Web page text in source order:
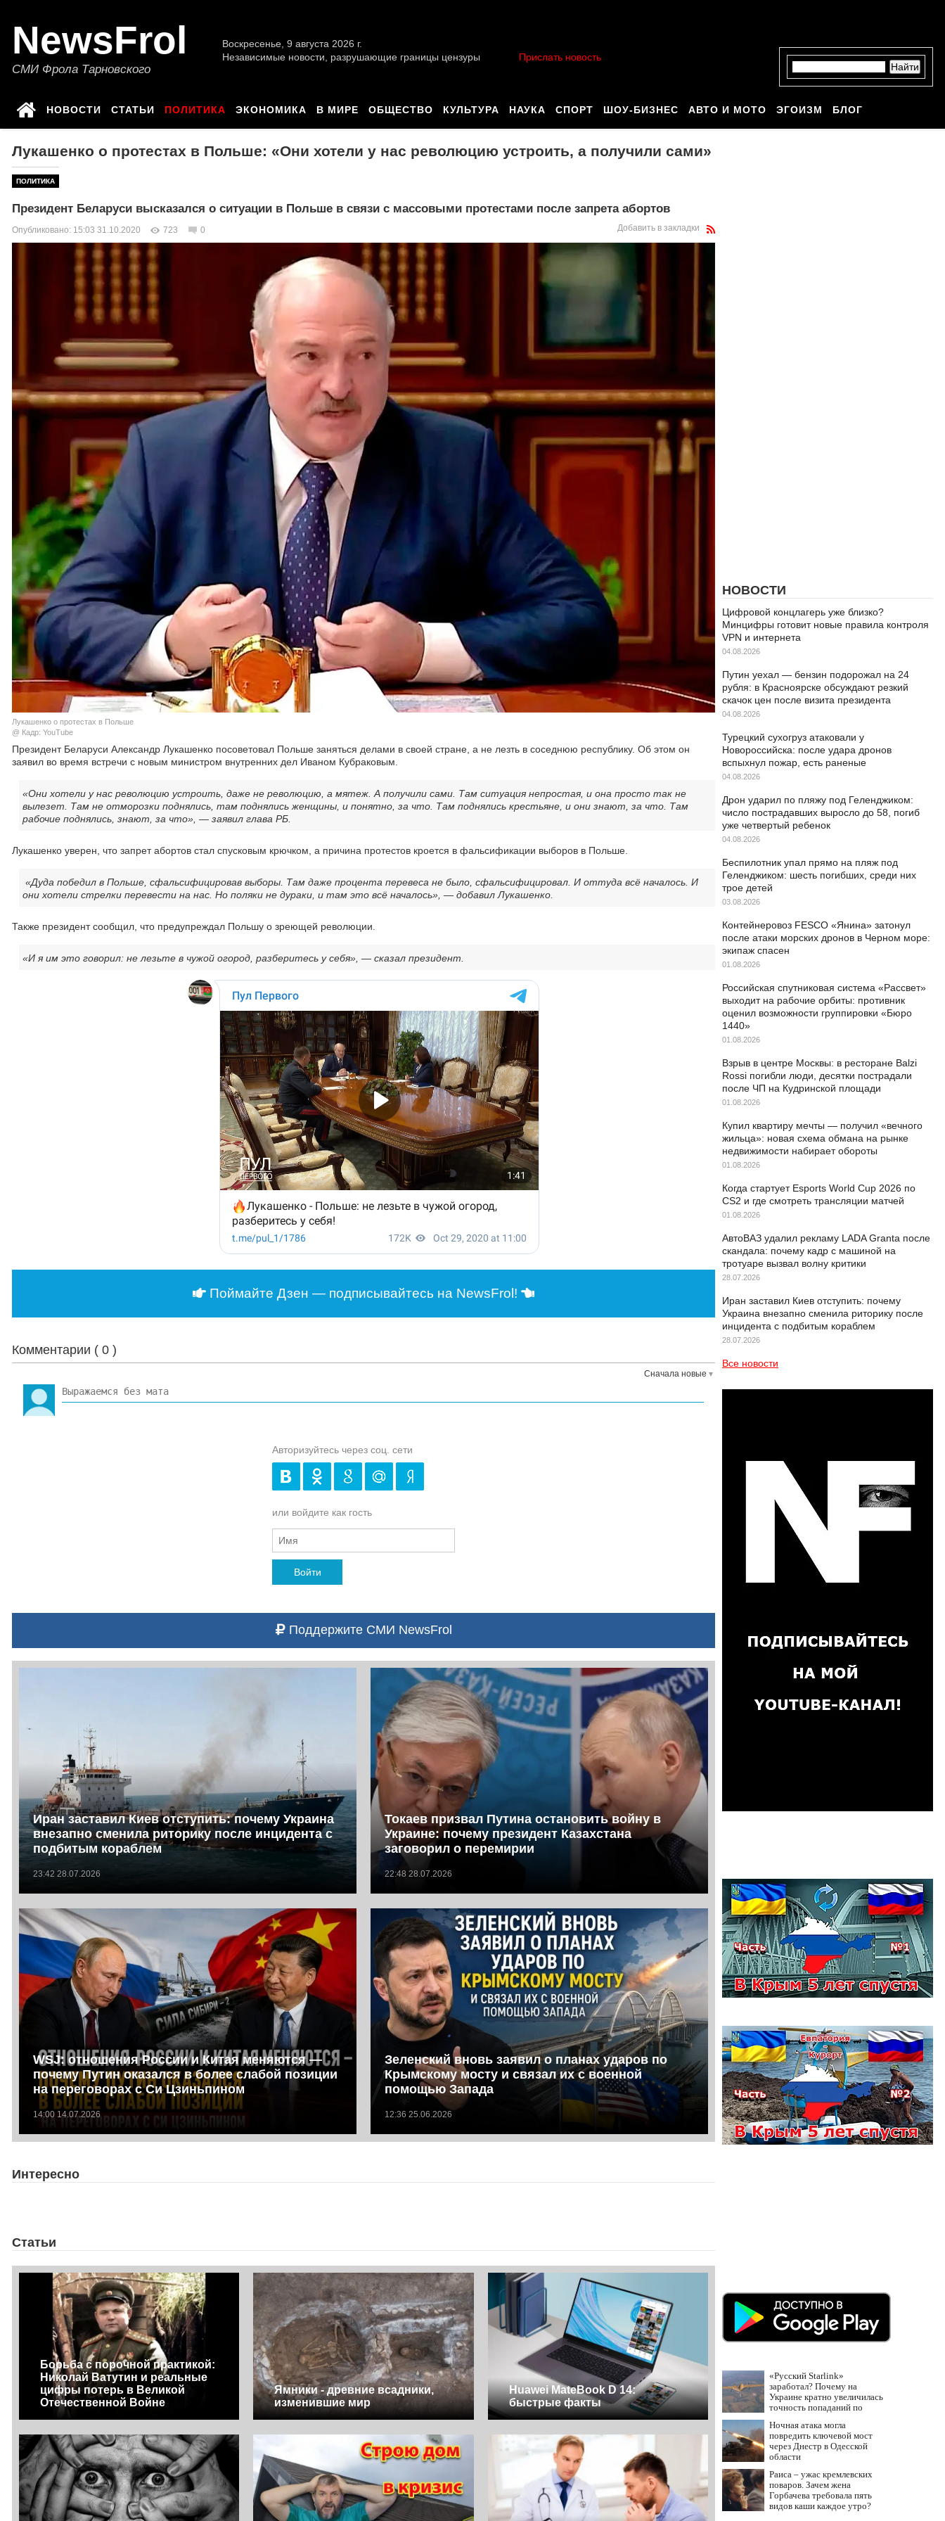
NewsFrol
СМИ Фрола Тарновского
Воскресенье, 9 августа 2026 г.
Независимые новости, разрушающие границы цензуры
Прислать новость
НОВОСТИ СТАТЬИ ПОЛИТИКА ЭКОНОМИКА В МИРЕ ОБЩЕСТВО КУЛЬТУРА НАУКА СПОРТ ШОУ-БИЗНЕС АВТО И МОТО ЭГОИЗМ БЛОГ
Лукашенко о протестах в Польше: «Они хотели у нас революцию устроить, а получили сами»
ПОЛИТИКА
Президент Беларуси высказался о ситуации в Польше в связи с массовыми протестами после запрета абортов
Опубликовано: 15:03 31.10.2020 723 0 Добавить в закладки
Лукашенко о протестах в Польше
@ Кадр: YouTube
Президент Беларуси Александр Лукашенко посоветовал Польше заняться делами в своей стране, а не лезть в соседнюю республику. Об этом он
заявил во время встречи с новым министром внутренних дел Иваном Кубраковым.
«Они хотели у нас революцию устроить, даже не революцию, а мятеж. А получили сами. Там ситуация непростая, и она просто так не
вылезет. Там не отморозки поднялись, там поднялись женщины, и понятно, за что. Там поднялись крестьяне, и они знают, за что. Там
рабочие поднялись, знают, за что», — заявил глава РБ.
Лукашенко уверен, что запрет абортов стал спусковым крючком, а причина протестов кроется в фальсификации выборов в Польше.
«Дуда победил в Польше, сфальсифицировав выборы. Там даже процента перевеса не было, сфальсифицировал. И оттуда всё началось. И
они хотели стрелки перевести на нас. Но поляки не дураки, и там это всё началось», — добавил Лукашенко.
Также президент сообщил, что предупреждал Польшу о зреющей революции.
«И я им это говорил: не лезьте в чужой огород, разберитесь у себя», — сказал президент.
Поймайте Дзен — подписывайтесь на NewsFrol!
Комментарии ( 0 )
Сначала новые
Авторизуйтесь через соц. сети
или войдите как гость
Войти
Поддержите СМИ NewsFrol
Иран заставил Киев отступить: почему Украина
внезапно сменила риторику после инцидента с
подбитым кораблем
23:42 28.07.2026
Токаев призвал Путина остановить войну в
Украине: почему президент Казахстана
заговорил о перемирии
22:48 28.07.2026
WSJ: отношения России и Китая меняются —
почему Путин оказался в более слабой позиции
на переговорах с Си Цзиньпином
14:00 14.07.2026
Зеленский вновь заявил о планах ударов по
Крымскому мосту и связал их с военной
помощью Запада
12:36 25.06.2026
Интересно
Статьи
Борьба с порочной практикой:
Николай Ватутин и реальные
цифры потерь в Великой
Отечественной Войне
Ямники - древние всадники,
изменившие мир
Huawei MateBook D 14:
быстрые факты
НОВОСТИ
Цифровой концлагерь уже близко?
Минцифры готовит новые правила контроля
VPN и интернета
04.08.2026
Путин уехал — бензин подорожал на 24
рубля: в Красноярске обсуждают резкий
скачок цен после визита президента
04.08.2026
Турецкий сухогруз атаковали у
Новороссийска: после удара дронов
вспыхнул пожар, есть раненые
04.08.2026
Дрон ударил по пляжу под Геленджиком:
число пострадавших выросло до 58, погиб
уже четвертый ребенок
04.08.2026
Беспилотник упал прямо на пляж под
Геленджиком: шесть погибших, среди них
трое детей
03.08.2026
Контейнеровоз FESCO «Янина» затонул
после атаки морских дронов в Черном море:
экипаж спасен
01.08.2026
Российская спутниковая система «Рассвет»
выходит на рабочие орбиты: противник
оценил возможности группировки «Бюро
1440»
01.08.2026
Взрыв в центре Москвы: в ресторане Balzi
Rossi погибли люди, десятки пострадали
после ЧП на Кудринской площади
01.08.2026
Купил квартиру мечты — получил «вечного
жильца»: новая схема обмана на рынке
недвижимости набирает обороты
01.08.2026
Когда стартует Esports World Cup 2026 по
CS2 и где смотреть трансляции матчей
01.08.2026
АвтоВАЗ удалил рекламу LADA Granta после
скандала: почему кадр с машиной на
тротуаре вызвал волну критики
28.07.2026
Иран заставил Киев отступить: почему
Украина внезапно сменила риторику после
инцидента с подбитым кораблем
28.07.2026
Все новости
«Русский Starlink»
заработал? Почему на
Украине кратно увеличилась
точность попаданий по
Ночная атака могла
повредить ключевой мост
через Днестр в Одесской
области
Раиса – ужас кремлевских
поваров. Зачем жена
Горбачева требовала пять
видов каши каждое утро?